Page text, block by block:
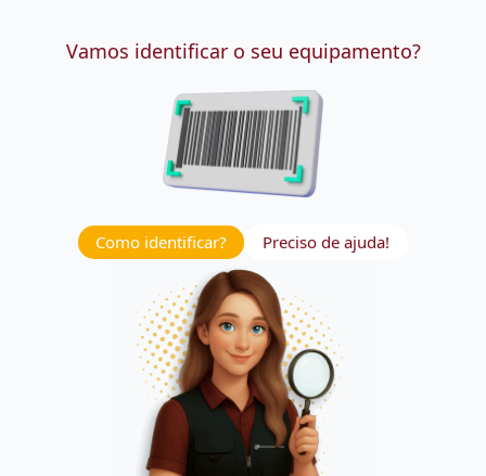
Vamos identificar o seu equipamento?
Como identificar? Preciso de ajuda!